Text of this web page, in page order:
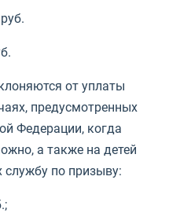
от уплаты
предусмотренных
Федерации, когда
а также на детей
по призыву: